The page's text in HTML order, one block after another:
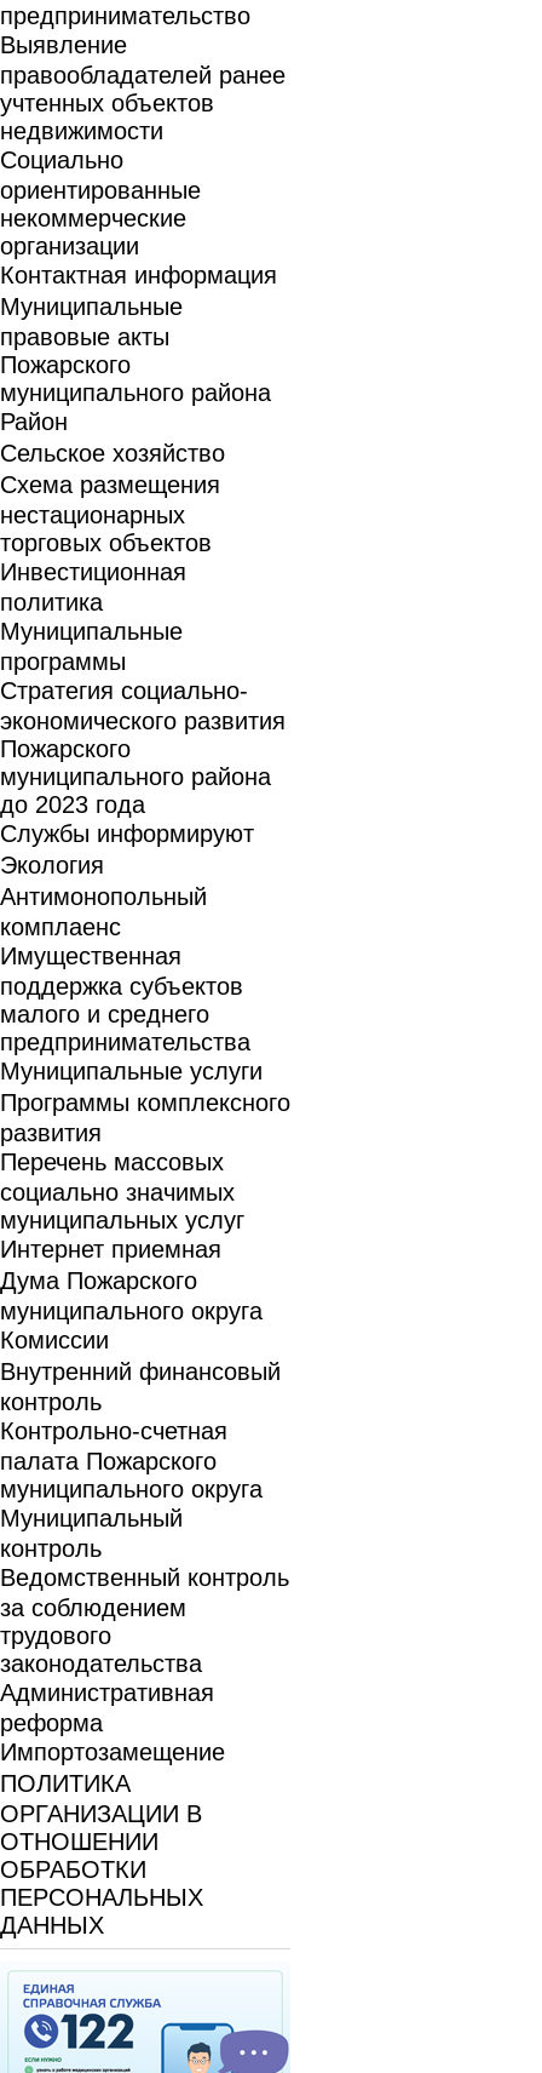
предпринимательство
Выявление
правообладателей ранее
учтенных объектов
недвижимости
Социально
ориентированные
некоммерческие
организации
Контактная информация
Муниципальные
правовые акты
Пожарского
муниципального района
Район
Сельское хозяйство
Схема размещения
нестационарных
торговых объектов
Инвестиционная
политика
Муниципальные
программы
Стратегия социально-
экономического развития
Пожарского
муниципального района
до 2023 года
Службы информируют
Экология
Антимонопольный
комплаенс
Имущественная
поддержка субъектов
малого и среднего
предпринимательства
Муниципальные услуги
Программы комплексного
развития
Перечень массовых
социально значимых
муниципальных услуг
Интернет приемная
Дума Пожарского
муниципального округа
Комиссии
Внутренний финансовый
контроль
Контрольно-счетная
палата Пожарского
муниципального округа
Муниципальный
контроль
Ведомственный контроль
за соблюдением
трудового
законодательства
Административная
реформа
Импортозамещение
ПОЛИТИКА
ОРГАНИЗАЦИИ В
ОТНОШЕНИИ
ОБРАБОТКИ
ПЕРСОНАЛЬНЫХ
ДАННЫХ